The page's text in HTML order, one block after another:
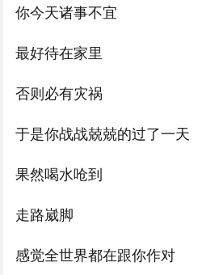
你今天诸事不宜
最好待在家里
否则必有灾祸
于是你战战兢兢的过了一天
果然喝水呛到
走路崴脚
感觉全世界都在跟你作对